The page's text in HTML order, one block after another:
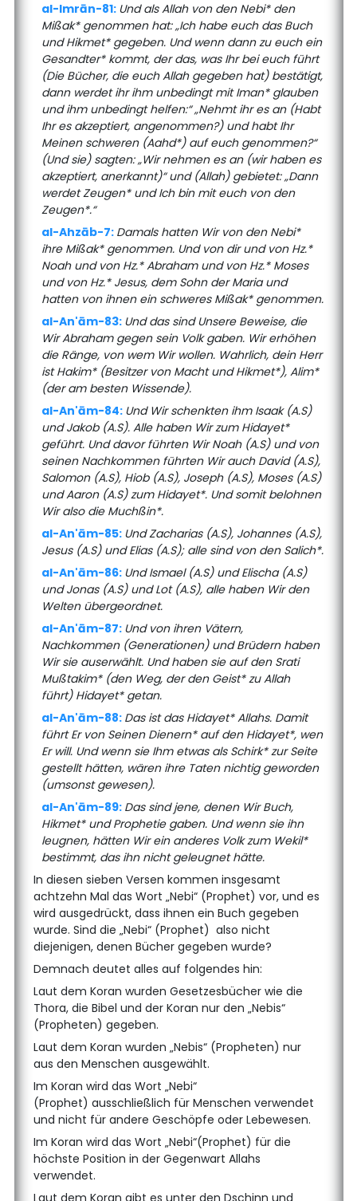
al-Imrān-81: Und als Allah von den Nebi* den
Mißak* genommen hat: „Ich habe euch das Buch
und Hikmet* gegeben. Und wenn dann zu euch ein
Gesandter* kommt, der das, was Ihr bei euch führt
(Die Bücher, die euch Allah gegeben hat) bestätigt,
dann werdet ihr ihm unbedingt mit Iman* glauben
und ihm unbedingt helfen:“ „Nehmt ihr es an (Habt
Ihr es akzeptiert, angenommen?) und habt Ihr
Meinen schweren (Aahd*) auf euch genommen?“
(Und sie) sagten: „Wir nehmen es an (wir haben es
akzeptiert, anerkannt)“ und (Allah) gebietet: „Dann
werdet Zeugen* und Ich bin mit euch von den
Zeugen*.“
al-Ahzāb-7: Damals hatten Wir von den Nebi*
ihre Mißak* genommen. Und von dir und von Hz.*
Noah und von Hz.* Abraham und von Hz.* Moses
und von Hz.* Jesus, dem Sohn der Maria und
hatten von ihnen ein schweres Mißak* genommen.
al-An'ām-83: Und das sind Unsere Beweise, die
Wir Abraham gegen sein Volk gaben. Wir erhöhen
die Ränge, von wem Wir wollen. Wahrlich, dein Herr
ist Hakim* (Besitzer von Macht und Hikmet*), Alim*
(der am besten Wissende).
al-An'ām-84: Und Wir schenkten ihm Isaak (A.S)
und Jakob (A.S). Alle haben Wir zum Hidayet*
geführt. Und davor führten Wir Noah (A.S) und von
seinen Nachkommen führten Wir auch David (A.S),
Salomon (A.S), Hiob (A.S), Joseph (A.S), Moses (A.S)
und Aaron (A.S) zum Hidayet*. Und somit belohnen
Wir also die Muchßin*.
al-An'ām-85: Und Zacharias (A.S), Johannes (A.S),
Jesus (A.S) und Elias (A.S); alle sind von den Salich*.
al-An'ām-86: Und Ismael (A.S) und Elischa (A.S)
und Jonas (A.S) und Lot (A.S), alle haben Wir den
Welten übergeordnet.
al-An'ām-87: Und von ihren Vätern,
Nachkommen (Generationen) und Brüdern haben
Wir sie auserwählt. Und haben sie auf den Srati
Mußtakim* (den Weg, der den Geist* zu Allah
führt) Hidayet* getan.
al-An'ām-88: Das ist das Hidayet* Allahs. Damit
führt Er von Seinen Dienern* auf den Hidayet*, wen
Er will. Und wenn sie Ihm etwas als Schirk* zur Seite
gestellt hätten, wären ihre Taten nichtig geworden
(umsonst gewesen).
al-An'ām-89: Das sind jene, denen Wir Buch,
Hikmet* und Prophetie gaben. Und wenn sie ihn
leugnen, hätten Wir ein anderes Volk zum Wekil*
bestimmt, das ihn nicht geleugnet hätte.
In diesen sieben Versen kommen insgesamt
achtzehn Mal das Wort „Nebi“ (Prophet) vor, und es
wird ausgedrückt, dass ihnen ein Buch gegeben
wurde. Sind die „Nebi“ (Prophet) also nicht
diejenigen, denen Bücher gegeben wurde?
Demnach deutet alles auf folgendes hin:
Laut dem Koran wurden Gesetzesbücher wie die
Thora, die Bibel und der Koran nur den „Nebis“
(Propheten) gegeben.
Laut dem Koran wurden „Nebis“ (Propheten) nur
aus den Menschen ausgewählt.
Im Koran wird das Wort „Nebi“
(Prophet) ausschließlich für Menschen verwendet
und nicht für andere Geschöpfe oder Lebewesen.
Im Koran wird das Wort „Nebi“(Prophet) für die
höchste Position in der Gegenwart Allahs
verwendet.
Laut dem Koran gibt es unter den Dschinn und